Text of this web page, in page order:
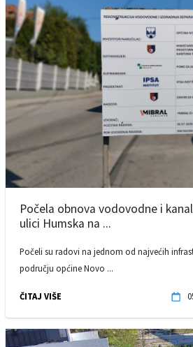
Počela obnova vodovodne i
ulici Humska na ...
Počeli su radovi na jednom od najvećih
području općine Novo ...
ČITAJ VIŠE